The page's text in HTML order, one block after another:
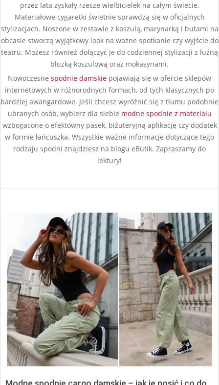
przez lata zyskały rzesze wielbicielek na całym świecie.
Materiałowe cygaretki świetnie sprawdzą się w oficjalnych
stylizacjach. Noszone w zestawie z koszulą, marynarką i butami na
obcasie stworzą wyjątkowy look na ważne spotkanie czy wyjście do
teatru. Możesz również dołączyć je do codziennej stylizacji z luźną
bluzką koszulową oraz mokasynami.
Nowoczesne spodnie damskie pojawiają się w ofercie sklepów
internetowych w różnorodnych formach, od tych klasycznych po
bardziej awangardowe. Jeśli chcesz wyróżnić się z tłumu podobnie
ubranych osób, wybierz dla siebie modne spodnie z materiału
wzbogacone o efektowny pasek, biżuteryjną aplikację czy dodatek
w formie łańcuszka. Wszystkie ważne informacje dotyczące tego
rodzaju spodni znajdziesz na blogu eButik. Zapraszamy do
lektury!